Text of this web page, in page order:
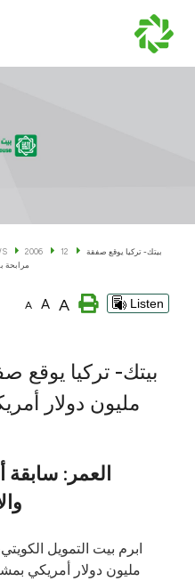
Services
2006 12
بيتك- تركيا يوقع صفقة
مرابحة بقيمة 200 مليون دولار أمريكي
A A A Listen
مليون دولار
العمر: